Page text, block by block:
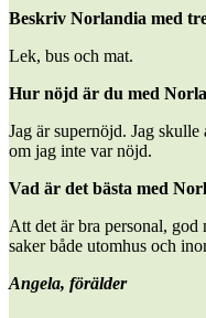
Beskriv Norlandia med
Lek, bus och mat.
Hur nöjd är du med
Jag är supernöjd. Jag
om jag inte var nöjd.
Vad är det bästa med
Att det är bra personal, god
saker både utomhus och
Angela, förälder